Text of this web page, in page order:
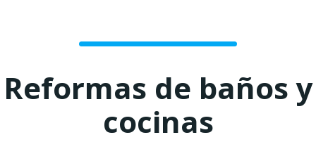
Reformas de baños y
cocinas